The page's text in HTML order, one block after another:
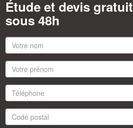
Étude et devis gratuit
sous 48h